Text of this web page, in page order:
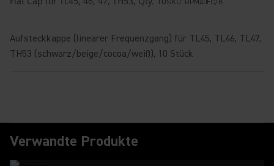
SKU: RPM40FC/B
Aufsteckkappe (linearer Frequenzgang) für TL45, TL46, TL47,
TH53 (schwarz/beige/cocoa/weiß), 10 Stück
Verwandte Produkte